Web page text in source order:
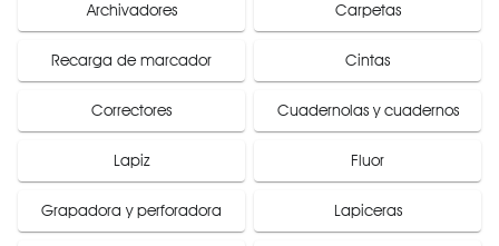
Archivadores Carpetas
Recarga de marcador Cintas
Correctores Cuadernolas y cuadernos
Lapiz Fluor
Grapadora y perforadora Lapiceras